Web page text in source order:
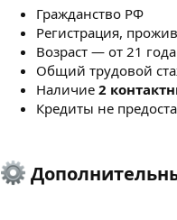
Гражданство РФ
Регистрация,
Возраст — от 21 года
Общий трудовой
Наличие 2
Кредиты не